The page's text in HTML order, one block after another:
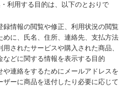
利用する目的は、以下のとおりで
録情報の閲覧や修正、利用状況の閲覧
めに、氏名、住所、連絡先、支払方法
されたサービスや購入された商品、
などに関する情報を表示する目的
や連絡をするためにメールアドレスを
ザーに商品を送付したり必要に応じて